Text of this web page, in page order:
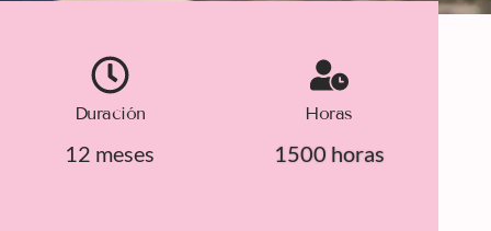
Duración
12 meses
Horas
1500 horas